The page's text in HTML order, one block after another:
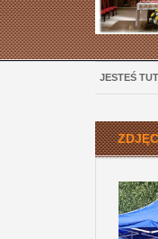
JESTEŚ